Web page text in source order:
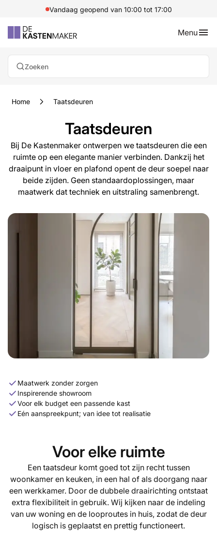
Vandaag geopend van 10:00 tot 17:00
Menu
Zoeken
Home Taatsdeuren
Taatsdeuren
Bij De Kastenmaker ontwerpen we taatsdeuren die een
ruimte op een elegante manier verbinden. Dankzij het
draaipunt in vloer en plafond opent de deur soepel naar
beide zijden. Geen standaardoplossingen, maar
maatwerk dat techniek en uitstraling samenbrengt.
Maatwerk zonder zorgen
Inspirerende showroom
Voor elk budget een passende kast
Eén aanspreekpunt; van idee tot realisatie
Voor elke ruimte
Een taatsdeur komt goed tot zijn recht tussen
woonkamer en keuken, in een hal of als doorgang naar
een werkkamer. Door de dubbele draairichting ontstaat
extra flexibiliteit in gebruik. Wij kijken naar de indeling
van uw woning en de looproutes in huis, zodat de deur
logisch is geplaatst en prettig functioneert.